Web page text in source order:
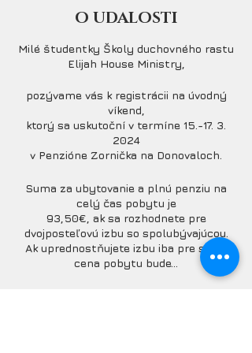
O UDALOSTI
Milé študentky Školy duchovného rastu
Elijah House Ministry,
pozývame vás k registrácii na úvodný
víkend,
ktorý sa uskutoční v termíne 15.-17. 3.
2024
v Penzióne Zornička na Donovaloch.
Suma za ubytovanie a plnú penziu na
celý čas pobytu je
93,50€, ak sa rozhodnete pre
dvojposteľovú izbu so spolubývajúcou.
Ak uprednostňujete izbu iba pre seba,
cena pobytu bude...